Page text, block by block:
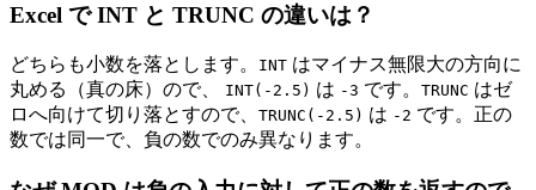
Excel で INT と TRUNC の違いは？
どちらも小数を落とします。 INT はマイナス無限大の方向に
丸める（真の床）ので、
INT(-2.5) は -3 です。 TRUNC はゼ
ロへ向けて切り落とすので、 TRUNC(-2.5) は -2 です。正の
数では同一で、負の数でのみ異なります。